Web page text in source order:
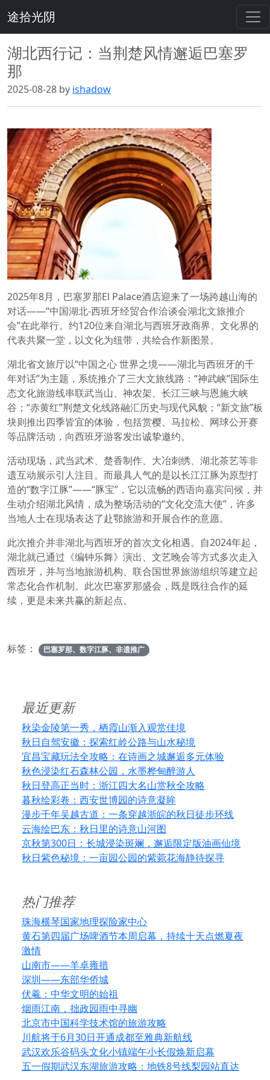
途拾光阴
湖北西行记：当荆楚风情邂逅巴塞罗
那
2025-08-28 by ishadow
2025年8月，巴塞罗那El Palace酒店迎来了一场跨越山海的
对话——“中国湖北-西班牙经贸合作洽谈会湖北文旅推介
会”在此举行。约120位来自湖北与西班牙政商界、文化界的
代表共聚一堂，以文化为纽带，共绘合作新图景。
湖北省文旅厅以“中国之心 世界之境——湖北与西班牙的千
年对话”为主题，系统推介了三大文旅线路：“神武峡”国际生
态文化旅游线串联武当山、神农架、长江三峡与恩施大峡
谷；“赤黄红”荆楚文化线路融汇历史与现代风貌；“新文旅”板
块则推出四季皆宜的体验，包括赏樱、马拉松、网球公开赛
等品牌活动，向西班牙游客发出诚挚邀约。
活动现场，武当武术、楚香制作、大冶刺绣、湖北茶艺等非
遗互动展示引人注目。而最具人气的是以长江江豚为原型打
造的“数字江豚”——“豚宝”，它以流畅的西语向嘉宾问候，并
生动介绍湖北风情，成为整场活动的“文化交流大使”，许多
当地人士在现场表达了赴鄂旅游和开展合作的意愿。
此次推介并非湖北与西班牙的首次文化相遇。自2024年起，
湖北就已通过《编钟乐舞》演出、文艺晚会等方式多次走入
西班牙，并与当地旅游机构、联合国世界旅游组织等建立起
常态化合作机制。此次巴塞罗那盛会，既是既往合作的延
续，更是未来共赢的新起点。
标签： 巴塞罗那、数字江豚、非遗推广
最近更新
秋染金陵第一秀，栖霞山渐入观赏佳境
秋日自驾安徽：探索红岭公路与山水秘境
宜昌宝藏玩法全攻略：在诗画之城邂逅多元体验
秋色浸染红石森林公园，水墨桦甸醉游人
秋日登高正当时：浙江四大名山赏秋全攻略
暮秋绘彩卷：西安世博园的诗意凝眸
漫步千年吴越古道：一条穿越浙皖的秋日徒步环线
云海绘巴东：秋日里的诗意山河图
京秋第300日：长城浸染斑斓，邂逅限定版油画仙境
秋日紫色秘境：一亩园公园的紫菀花海静待探寻
热门推荐
珠海横琴国家地理探险家中心
黄石第四届广场啤酒节本周启幕，持续十天点燃夏夜
激情
山南市——羊卓雍措
深圳——东部华侨城
伏羲：中华文明的始祖
烟雨江南，拙政园雨中寻幽
北京市中国科学技术馆的旅游攻略
川航将于6月30日开通成都至雅典新航线
武汉欢乐谷码头文化小镇端午小长假焕新启幕
五一假期武汉东湖旅游攻略：地铁8号线梨园站直达